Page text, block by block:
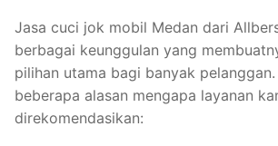
Jasa cuci jok mobil Medan dari
berbagai keunggulan yang
pilihan utama bagi banyak
beberapa alasan mengapa layanan
direkomendasikan: